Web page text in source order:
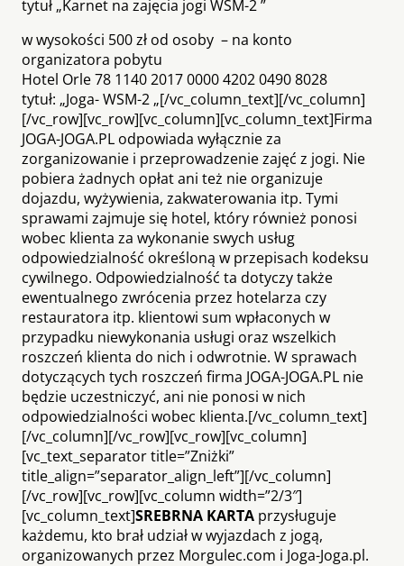
tytuł „Karnet na zajęcia jogi WSM-2 ”
w wysokości 500 zł od osoby – na konto
organizatora pobytu
Hotel Orle 78 1140 2017 0000 4202 0490 8028
tytuł: „Joga- WSM-2 „[/vc_column_text][/vc_column]
[/vc_row][vc_row][vc_column][vc_column_text]Firma
JOGA-JOGA.PL odpowiada wyłącznie za
zorganizowanie i przeprowadzenie zajęć z jogi. Nie
pobiera żadnych opłat ani też nie organizuje
dojazdu, wyżywienia, zakwaterowania itp. Tymi
sprawami zajmuje się hotel, który również ponosi
wobec klienta za wykonanie swych usług
odpowiedzialność określoną w przepisach kodeksu
cywilnego. Odpowiedzialność ta dotyczy także
ewentualnego zwrócenia przez hotelarza czy
restauratora itp. klientowi sum wpłaconych w
przypadku niewykonania usługi oraz wszelkich
roszczeń klienta do nich i odwrotnie. W sprawach
dotyczących tych roszczeń firma JOGA-JOGA.PL nie
będzie uczestniczyć, ani nie ponosi w nich
odpowiedzialności wobec klienta.[/vc_column_text]
[/vc_column][/vc_row][vc_row][vc_column]
[vc_text_separator title=”Zniżki”
title_align=”separator_align_left”][/vc_column]
[/vc_row][vc_row][vc_column width=”2/3″]
[vc_column_text]SREBRNA KARTA przysługuje
każdemu, kto brał udział w wyjazdach z jogą,
organizowanych przez Morgulec.com i Joga-Joga.pl.